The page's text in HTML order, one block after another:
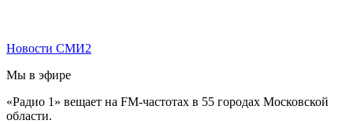
Новости СМИ2
Мы в эфире
«Радио 1» вещает на FM-частотах в 55 городах Московской
области.